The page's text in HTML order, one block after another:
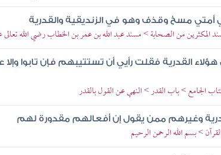
مسخ وقذف وهو في الزنديقية والقدرية
المكثرين من الصحابة > مسند عبد الله بن عمر بن الخطاب رضي الله تعالى
هؤلاء القدرية فقلت رأيي أن تستتيبهم فإن تابوا
الجامع > باب القدر > النهي عن القول بالقدر
وغيرهم ممن يقول إن أفعالهم مقدورة لهم
> بسم الله الرحمن الرحيم